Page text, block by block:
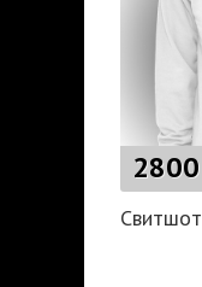
2800
Свитшот